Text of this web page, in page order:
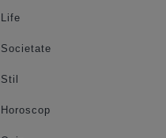
Life
Societate
Stil
Horoscop